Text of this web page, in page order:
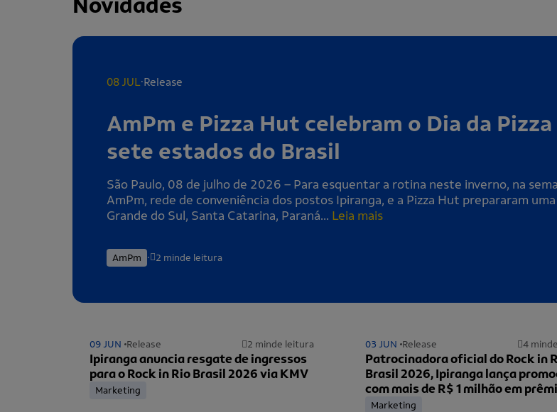
08 JUL.Release
AmPm e Pizza Hut celebram o Dia da
sete estados do Brasil
São Paulo, 08 de julho de 2026 – Para esquentar a rotina neste inverno, na
AmPm, rede de conveniência dos postos Ipiranga, e a Pizza Hut prepararam
Grande do Sul, Santa Catarina, Paraná... Leia mais
AmPm . 2 minde leitura
09 JUN Release 2 minde leitura
Ipiranga anuncia resgate de ingressos
para o Rock in Rio Brasil 2026 via KMV
Marketing
03 JUN Release 4 min
Patrocinadora oficial do Rock in
Brasil 2026, Ipiranga lança
com mais de R$ 1 milhão em
ingressos para o festival
Marketing